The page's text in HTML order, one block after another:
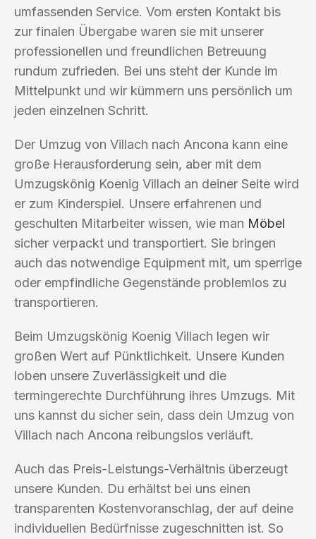
umfassenden Service. Vom ersten Kontakt bis
zur finalen Übergabe waren sie mit unserer
professionellen und freundlichen Betreuung
rundum zufrieden. Bei uns steht der Kunde im
Mittelpunkt und wir kümmern uns persönlich um
jeden einzelnen Schritt.
Der Umzug von Villach nach Ancona kann eine
große Herausforderung sein, aber mit dem
Umzugskönig Koenig Villach an deiner Seite wird
er zum Kinderspiel. Unsere erfahrenen und
geschulten Mitarbeiter wissen, wie man Möbel
sicher verpackt und transportiert. Sie bringen
auch das notwendige Equipment mit, um sperrige
oder empfindliche Gegenstände problemlos zu
transportieren.
Beim Umzugskönig Koenig Villach legen wir
großen Wert auf Pünktlichkeit. Unsere Kunden
loben unsere Zuverlässigkeit und die
termingerechte Durchführung ihres Umzugs. Mit
uns kannst du sicher sein, dass dein Umzug von
Villach nach Ancona reibungslos verläuft.
Auch das Preis-Leistungs-Verhältnis überzeugt
unsere Kunden. Du erhältst bei uns einen
transparenten Kostenvoranschlag, der auf deine
individuellen Bedürfnisse zugeschnitten ist. So